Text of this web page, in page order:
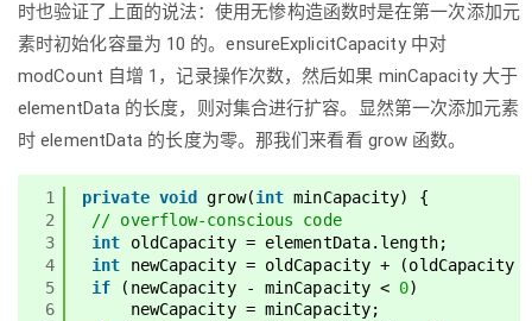
时也验证了上面的说法：使用无惨构造函数时是在第一次添加元
素时初始化容量为 10 的。ensureExplicitCapacity 中对
modCount 自增 1，记录操作次数，然后如果 minCapacity 大于
elementData 的长度，则对集合进行扩容。显然第一次添加元素
时 elementData 的长度为零。那我们来看看 grow 函数。
1
2
3
4
5
6
private void grow(int minCapacity) {
// overflow-conscious code
int
oldCapacity = elementData.length;
int
newCapacity = oldCapacity + (oldCapacity
if
(newCapacity - minCapacity < 0)
newCapacity = minCapacity;